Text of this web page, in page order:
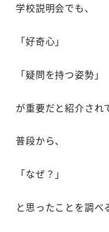
学校説明会でも、
「好奇心」
「疑問を持つ姿勢」
が重要だと紹介され
普段から、
「なぜ？」
と思ったことを調べ